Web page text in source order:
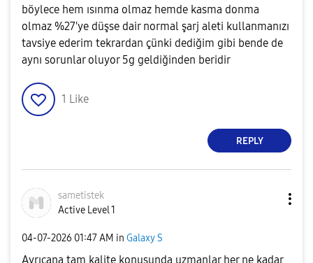
böylece hem ısınma olmaz hemde kasma donma
olmaz %27'ye düşse dair normal şarj aleti kullanmanızı
tavsiye ederim tekrardan çünki dediğim gibi bende de
aynı sorunlar oluyor 5g geldiğinden beridir
1 Like
REPLY
sametistek
Active Level 1
‎04-07-2026 01:47 AM in Galaxy S
Ayrıcana tam kalite konusunda uzmanlar her ne kadar